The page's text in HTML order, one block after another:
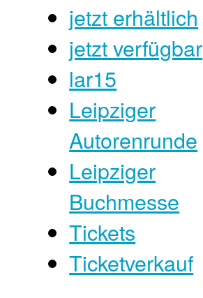
jetzt erhältlich
jetzt verfügbar
lar15
Leipziger
Autorenrunde
Leipziger
Buchmesse
Tickets
Ticketverkauf